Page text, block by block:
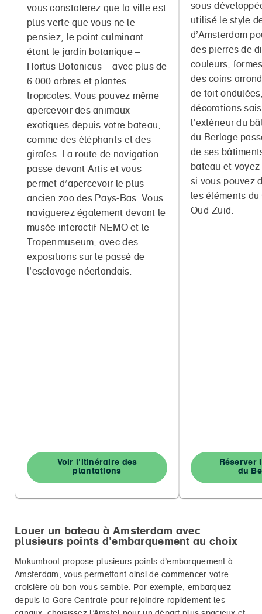
vous constaterez que la ville est
plus verte que vous ne le
pensiez, le point culminant
étant le jardin botanique –
Hortus Botanicus – avec plus de
6 000 arbres et plantes
tropicales. Vous pouvez même
apercevoir des animaux
exotiques depuis votre bateau,
comme des éléphants et des
girafes. La route de navigation
passe devant Artis et vous
permet d’apercevoir le plus
ancien zoo des Pays-Bas. Vous
naviguerez également devant le
musée interactif NEMO et le
Tropenmuseum, avec des
expositions sur le passé de
l’esclavage néerlandais.
Voir l'itinéraire des
plantations
sous-
utilisé le style
d’Amsterdam
des pierres de
couleurs,
des coins
de toit
décorations
l’extérieur du
du Berlage
de ses
bateau et
si vous pouvez
les éléments
Oud-Zuid.
Réserver
du
Louer un bateau à Amsterdam avec
plusieurs points d'embarquement au choix
Mokumboot propose plusieurs points d’embarquement à
Amsterdam, vous permettant ainsi de commencer votre
croisière où bon vous semble. Par exemple, embarquez
depuis la Gare Centrale pour rejoindre rapidement les